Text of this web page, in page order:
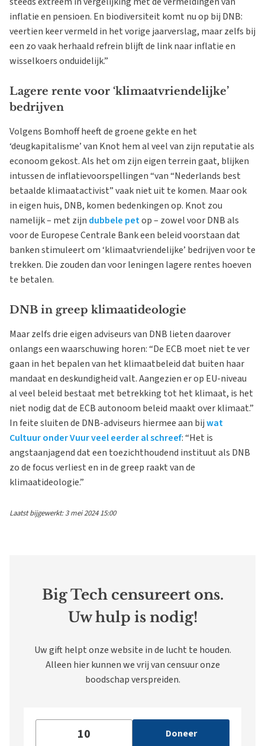
inflatie en pensioen. En biodiversiteit komt nu op bij DNB:
veertien keer vermeld in het vorige jaarverslag, maar zelfs bij
een zo vaak herhaald refrein blijft de link naar inflatie en
wisselkoers onduidelijk.”
Lagere rente voor ‘klimaatvriendelijke’
bedrijven
Volgens Bomhoff heeft de groene gekte en het
‘deugkapitalisme’ van Knot hem al veel van zijn reputatie als
econoom gekost. Als het om zijn eigen terrein gaat, blijken
intussen de inflatievoorspellingen “van “Nederlands best
betaalde klimaatactivist” vaak niet uit te komen. Maar ook
in eigen huis, DNB, komen bedenkingen op. Knot zou
namelijk – met zijn dubbele petop – zowel voor DNB als
voor de Europese Centrale Bank een beleid voorstaan dat
banken stimuleert om ‘klimaatvriendelijke’ bedrijven voor te
trekken. Die zouden dan voor leningen lagere rentes hoeven
te betalen.
DNB in greep klimaatideologie
Maar zelfs drie eigen adviseurs van DNB lieten daarover
onlangs een waarschuwing horen: “De ECB moet niet te ver
gaan in het bepalen van het klimaatbeleid dat buiten haar
mandaat en deskundigheid valt. Aangezien er op EU-niveau
al veel beleid bestaat met betrekking tot het klimaat, is het
niet nodig dat de ECB autonoom beleid maakt over klimaat.”
In feite sluiten de DNB-adviseurs hiermee aan bijwat
Cultuur onder Vuur veel eerder al schreef: “Het is
angstaanjagend dat een toezichthoudend instituut als DNB
zo de focus verliest en in de greep raakt van de
klimaatideologie.”
Laatst bijgewerkt: 3 mei 2024 15:00
Big Tech censureert ons.
Uw hulp is nodig!
Uw gift helpt onze website in de lucht te houden.
Alleen hier kunnen we vrij van censuur onze
boodschap verspreiden.
Doneer